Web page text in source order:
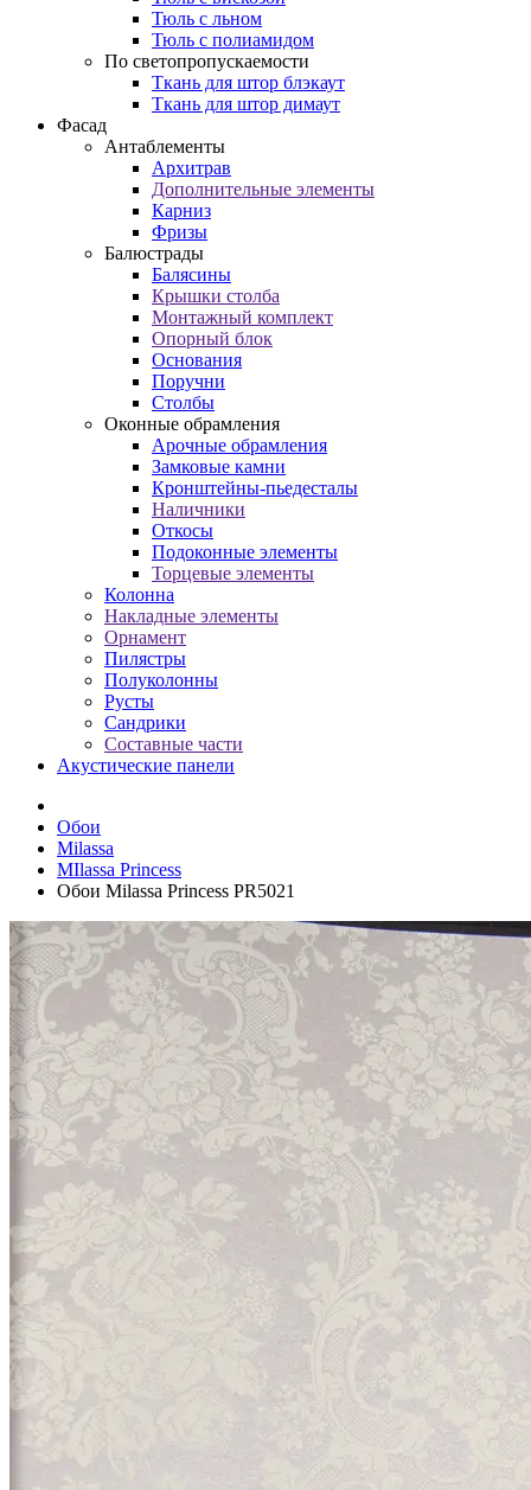
Тюль с льном
Тюль с полиамидом
По светопропускаемости
Ткань для штор блэкаут
Ткань для штор димаут
Фасад
Антаблементы
Архитрав
Дополнительные элементы
Карниз
Фризы
Балюстрады
Балясины
Крышки столба
Монтажный комплект
Опорный блок
Основания
Поручни
Столбы
Оконные обрамления
Арочные обрамления
Замковые камни
Кронштейны-пьедесталы
Наличники
Откосы
Подоконные элементы
Торцевые элементы
Колонна
Накладные элементы
Орнамент
Пилястры
Полуколонны
Русты
Сандрики
Составные части
Акустические панели
Обои
Milassa
MIlassa Princess
Обои Milassa Princess PR5021